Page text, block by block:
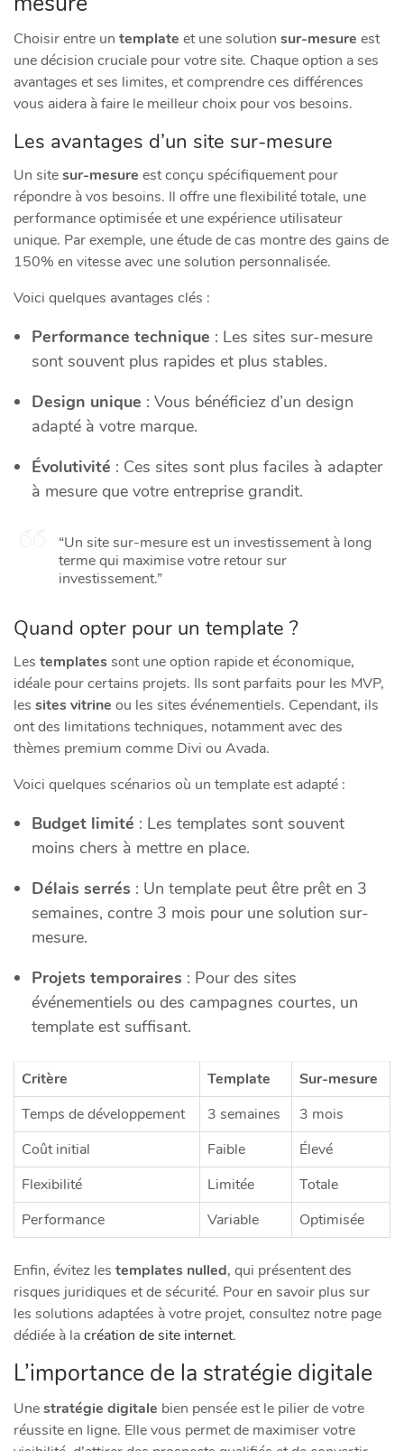
Choisir entre un template et une solution sur-mesure est
une décision cruciale pour votre site. Chaque option a ses
avantages et ses limites, et comprendre ces différences
vous aidera à faire le meilleur choix pour vos besoins.
Les avantages d’un site sur-mesure
Un sitesur-mesure est conçu spécifiquement pour
répondre à vos besoins. Il offre une flexibilité totale, une
performance optimisée et une expérience utilisateur
unique. Par exemple, une étude de cas montre des gains de
150% en vitesse avec une solution personnalisée.
Voici quelques avantages clés :
Performance technique : Les sites sur-mesure
sont souvent plus rapides et plus stables.
Design unique : Vous bénéficiez d’un design
adapté à votre marque.
Évolutivité : Ces sites sont plus faciles à adapter
à mesure que votre entreprise grandit.
“Un site sur-mesure est un investissement à long
terme qui maximise votre retour sur
investissement.”
Quand opter pour un template ?
Les templatessont une option rapide et économique,
idéale pour certains projets. Ils sont parfaits pour les MVP,
les sites vitrine ou les sites événementiels. Cependant, ils
ont des limitations techniques, notamment avec des
thèmes premium comme Divi ou Avada.
Voici quelques scénarios où un template est adapté :
Budget limité : Les templates sont souvent
moins chers à mettre en place.
Délais serrés : Un template peut être prêt en 3
semaines, contre 3 mois pour une solution sur-
mesure.
Projets temporaires : Pour des sites
événementiels ou des campagnes courtes, un
template est suffisant.
Critère Template
Sur-mesure
Temps de développement
3 semaines
3 mois
Coût initial
Faible
Élevé
Flexibilité
Limitée
Totale
Performance
Variable Optimisée
Enfin, évitez les templates nulled, qui présentent des
risques juridiques et de sécurité. Pour en savoir plus sur
les solutions adaptées à votre projet, consultez notre page
dédiée à lacréation de site internet.
L’importance de la stratégie digitale
Unestratégie digitale bien pensée est le pilier de votre
réussite en ligne. Elle vous permet de maximiser votre